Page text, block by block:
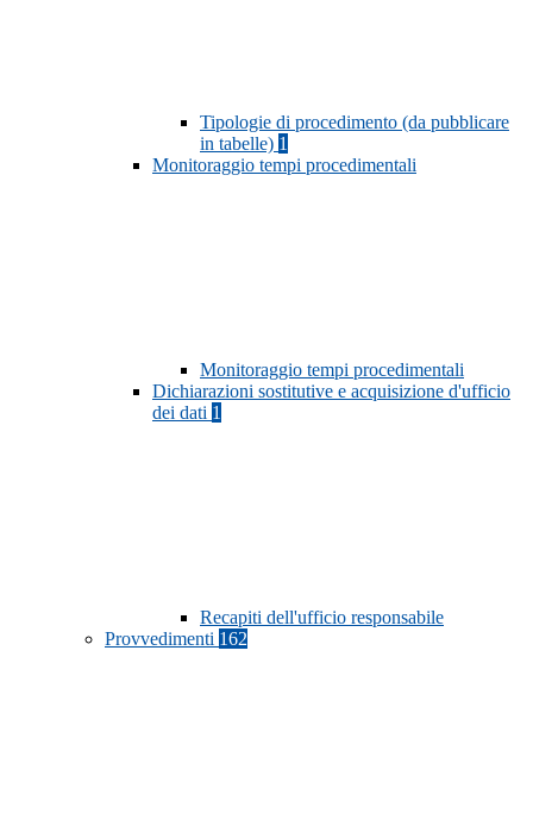
Tipologie di procedimento (da pubblicare
in tabelle) 1
Monitoraggio tempi procedimentali
Monitoraggio tempi procedimentali
Dichiarazioni sostitutive e acquisizione d'ufficio
dei dati 1
Recapiti dell'ufficio responsabile
Provvedimenti 162